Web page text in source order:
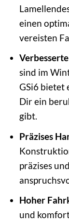
einen
vereisten
sind im
GSi6 bietet
Dir ein
gibt.
Präzises
präzises
Hoher
und